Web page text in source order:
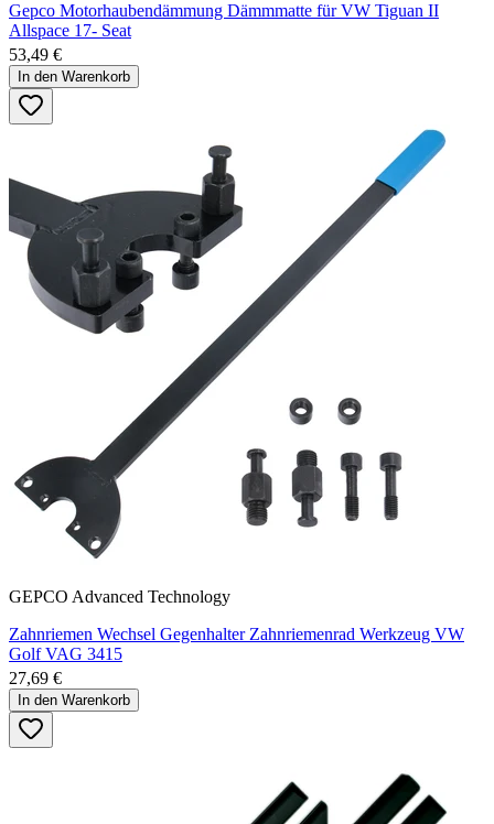
Gepco Motorhaubendämmung Dämmmatte für VW Tiguan II
Allspace 17- Seat
53,49 €
In den Warenkorb
GEPCO Advanced Technology
Zahnriemen Wechsel Gegenhalter Zahnriemenrad Werkzeug VW
Golf VAG 3415
27,69 €
In den Warenkorb